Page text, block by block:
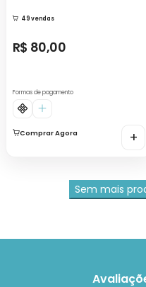
49 vendas
R$ 80,00
Formas de pagamento
Comprar Agora +
Sem mais